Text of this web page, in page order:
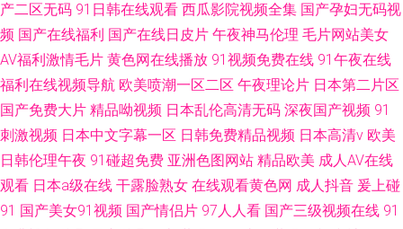
产二区无码 91日韩在线观看 西瓜影院视频全集 国产孕妇无码视
频 国产在线福利 国产在线日皮片 午夜神马伦理 毛片网站美女
AV福利激情毛片 黄色网在线播放 91视频免费在线 91午夜在线
福利在线视频导航 欧美喷潮一区二区 午夜理论片 日本第二片区
国产免费大片 精品呦视频 日本乱伦高清无码 深夜国产视频 91
刺激视频 日本中文字幕一区 日韩免费精品视频 日本高清v 欧美
日韩伦理午夜 91碰超免费 亚洲色图网站 精品欧美 成人AV在线
观看 日本a级在线 干露脸熟女 在线观看黄色网 成人抖音 爰上碰
91 国产美女91视频 国产情侣片 97人人看 国产三级视频在线 91